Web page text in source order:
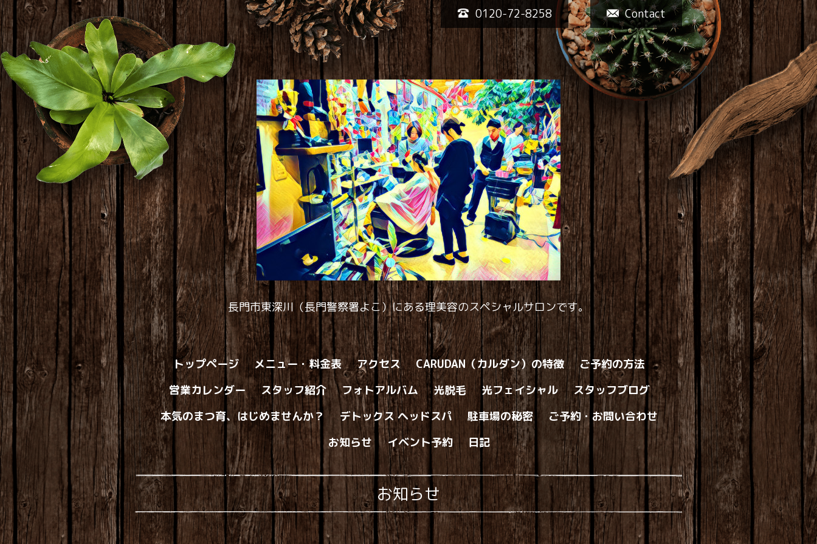
Contact
0120-72-8258
長門市東深川（長門警察署よこ）にある理美容のスペシャルサロンです。
トップページ メニュー・料金表 アクセス CARUDAN（カルダン）の特徴
ご予約の方法
営業カレンダー
スタッフ紹介 フォトアルバム 光脱毛 光フェイシャル
スタッフブログ
本気のまつ育、はじめませんか？
デトックス ヘッドスパ 駐車場の秘密
ご予約・お問い合わせ
お知らせ
イベント予約 日記
お知らせ